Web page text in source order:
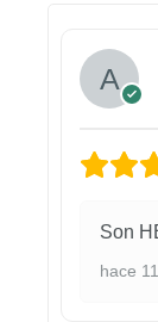
Son
hace